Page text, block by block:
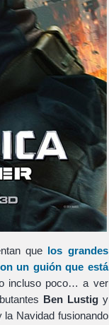
que los grandes
un guión que está
incluso poco… a ver
Ben Lustigy
la Navidad fusionando